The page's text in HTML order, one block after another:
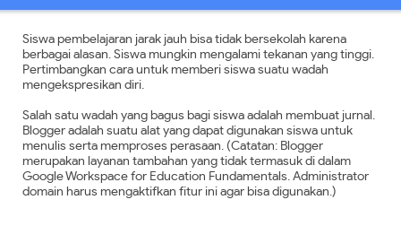
Siswa pembelajaran jarak jauh bisa tidak bersekolah karena
berbagai alasan. Siswa mungkin mengalami tekanan yang tinggi.
Pertimbangkan cara untuk memberi siswa suatu wadah
mengekspresikan diri.
Salah satu wadah yang bagus bagi siswa adalah membuat jurnal.
Blogger adalah suatu alat yang dapat digunakan siswa untuk
menulis serta memproses perasaan. (Catatan: Blogger
merupakan layanan tambahan yang tidak termasuk di dalam
Google Workspace for Education Fundamentals. Administrator
domain harus mengaktifkan fitur ini agar bisa digunakan.)